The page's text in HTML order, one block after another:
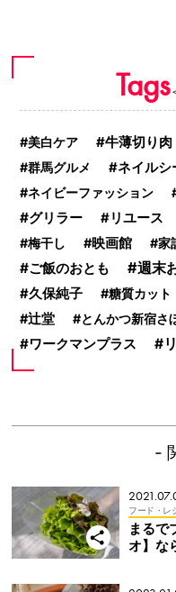
Tags
美白ケア 牛薄切り肉
群馬グルメ ネイルシ
ネイビーファッション
グリラー
リユース
梅干し 映画館 家
ご飯のおとも 週末
久保純子 糖質カット
辻堂 とんかつ新宿さ
ワークマンプラス
-
フード・レ
まるで
オ】な